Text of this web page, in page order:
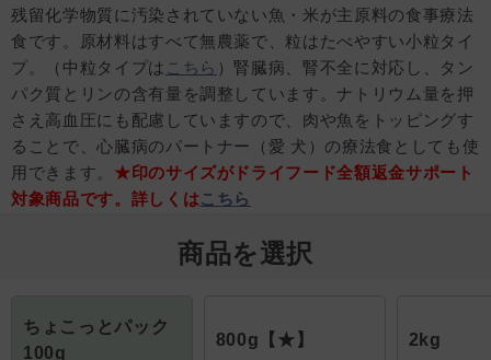
残留化学物質に汚染されていない魚・米が主原料の食事療法
食です。原材料はすべて無農薬で、粒はたべやすい小粒タイ
プ。（中粒タイプは こちら ）腎臓病、腎不全に対応し、タン
パク質とリンの含有量を調整しています。ナトリウム量を押
さえ高血圧にも配慮していますので、肉や魚をトッピングす
ることで、心臓病のパートナー（愛 犬）の療法食としても使
用できます。 ★印のサイズがドライフード全額返金サポート
対象商品です。詳しくはこちら
商品を選択
ちょこっとパック
100g
800g【★】 2kg